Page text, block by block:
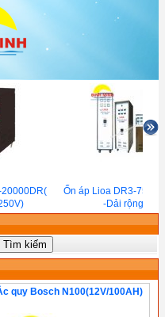
Ổn áp Lioa DR3-
-Dải rộng)
quy Bosch N100(12V/100AH)